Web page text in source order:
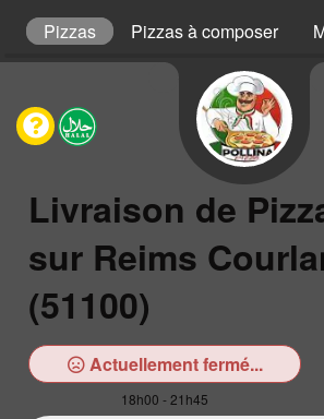
Pizzas Pizzas à composer
Livraison de
sur Reims
(51100)
Actuellement fermé...
18h00 - 21h45